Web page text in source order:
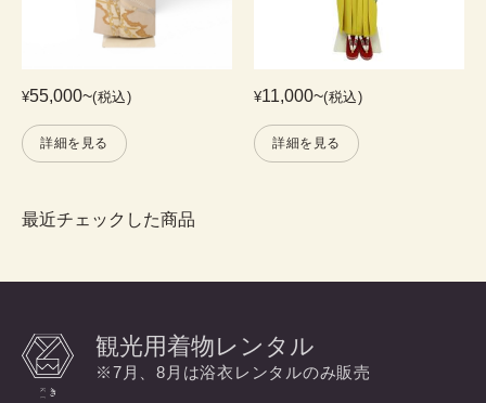
¥55,000~(税込)
詳細を見る
¥11,000~(税込)
詳細を見る
最近チェックした商品
観光用着物レンタル
※7月、8月は浴衣レンタルのみ販売